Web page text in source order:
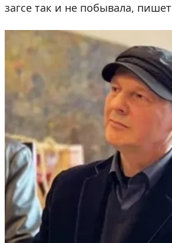
загсе так и не побывала, пишет